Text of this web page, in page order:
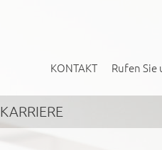
Rufen Sie
KONTAKT
KARRIERE